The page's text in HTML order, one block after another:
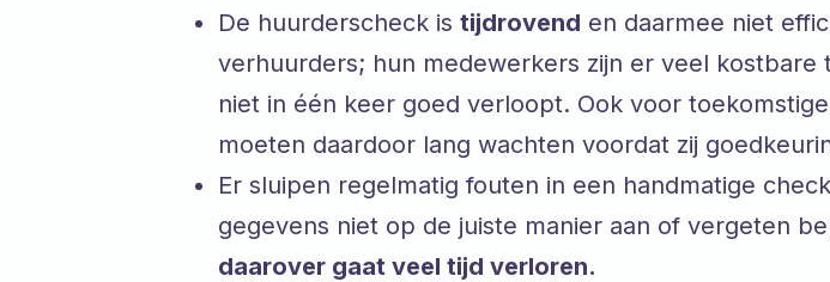
De huurderscheck is tijdrovend en daarmee niet
verhuurders; hun medewerkers zijn er veel
niet in één keer goed verloopt. Ook voor
moeten daardoor lang wachten voordat zij
Er sluipen regelmatig fouten in een handmatige
gegevens niet op de juiste manier aan of vergeten
daarover gaat veel tijd verloren.